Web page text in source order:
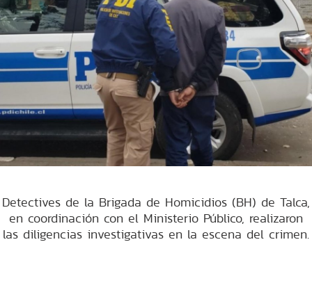
Detectives de la Brigada de Homicidios (BH) de Talca,
en coordinación con el Ministerio Público, realizaron
las diligencias investigativas en la escena del crimen.